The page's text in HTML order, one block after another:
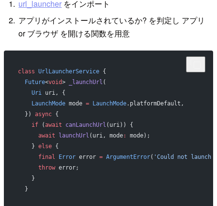
url_launcher をインポート
アプリがインストールされているか? を判定し アプリ
or ブラウザ を開ける関数を用意
class UrlLauncherService {
  Future
<void> _launchUrl (
    Uri
uri, {
    LaunchMode
mode = LaunchMode.platformDefault,
  })
async {
    if
(await canLaunchUrl (uri)) {
      await
launchUrl (uri, mode:
mode);
    }
else {
      final
Error error = ArgumentError( 'Could not launch
      throw
error;
    }
  }